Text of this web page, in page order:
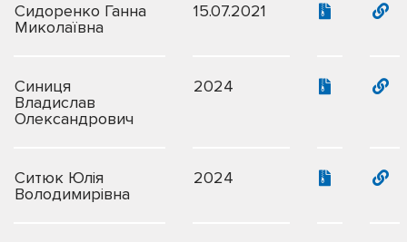
Сидоренко Ганна
Миколаївна
15.07.2021
Синиця
Владислав
Олександрович
2024
Ситюк Юлія
Володимирівна
2024